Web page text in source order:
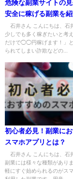
危険な副業サイトの見
安全に稼げる副業を
石井さん こんにちは、石
少しでも多く稼ぎたいと
だけで◯◯円稼げます！」
られてしまい詐欺などの...
初心者必見！副業に
スマホアプリとは？
石井さん こんにちは、石
副業には様々な種類があり
軽にすぐ始められるのがス